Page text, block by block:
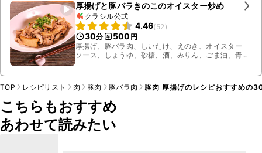
厚揚げと豚バラきのこのオイスター炒め
クラシル公式
4.46(52 )
30分 500 円
厚揚げ、豚バラ肉、しいたけ、えのき、オイスター
ソース、しょうゆ、砂糖、酒、みりん、ごま油、青ね
TOP レシピリスト 肉 豚肉 豚バラ肉 豚肉 厚揚げのレシピおすすめの
こちらもおすすめ
あわせて読みたい